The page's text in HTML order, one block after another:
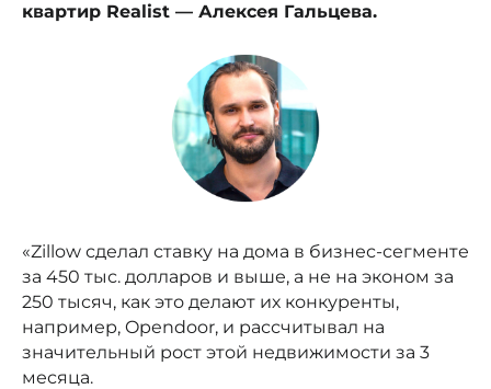
квартир Realist — Алексея Гальцева.
«Zillow сделал ставку на дома в бизнес-сегменте
за 450 тыс. долларов и выше, а не на эконом за
250 тысяч, как это делают их конкуренты,
например, Opendoor, и рассчитывал на
значительный рост этой недвижимости за 3
месяца.